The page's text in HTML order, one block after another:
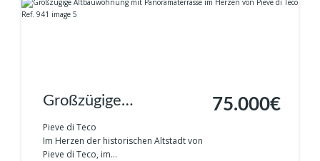
Großzügige
Altbauwohnung mit
Panoramaterrasse im
Pieve di Teco
Im Herzen der historischen Altstadt von
Pieve di Teco, im...
75.000€